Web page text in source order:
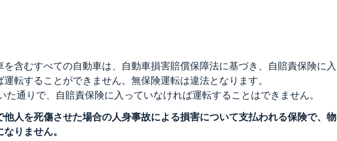
を含むすべての自動車は、自動車損害賠償保障法に基づき、自賠責保険に入
運転することができません。無保険運転は違法となります。
た通りで、自賠責保険に入っていなければ運転することはできません。
他人を死傷させた場合の人身事故による損害について支払われる保険で、物
りません。